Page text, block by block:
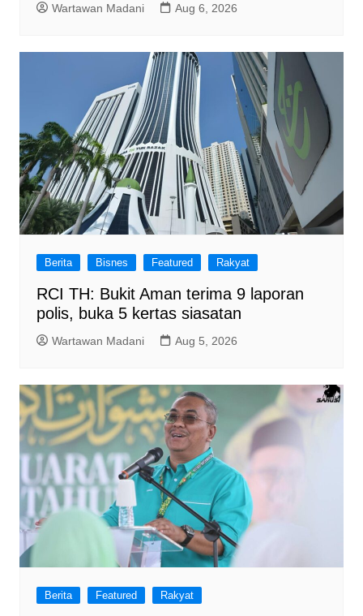
Wartawan Madani Aug 6, 2026
Berita Bisnes Featured Rakyat
RCI TH: Bukit Aman terima 9 laporan
polis, buka 5 kertas siasatan
Wartawan Madani Aug 5, 2026
Berita Featured Rakyat